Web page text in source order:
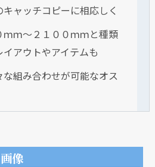
キャッチコピーに相応しく
ｍ～２１００ｍｍと種類
アウトやアイテムも
組み合わせが可能なオス
像